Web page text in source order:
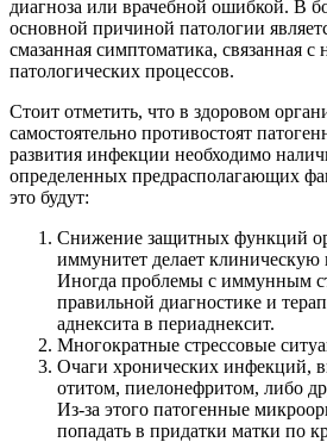
диагноза или врачебной ошибкой. В
основной причиной патологии
смазанная симптоматика, связанная с
патологических процессов.
Стоит отметить, что в здоровом
самостоятельно противостоят
развития инфекции необходимо
определенных предрасполагающих
это будут:
Снижение защитных функций
иммунитет делает клиническую
Иногда проблемы с иммунным
правильной диагностике и
аднексита в периаднексит.
Многократные стрессовые
Очаги хронических инфекций,
отитом, пиелонефритом, либо
Из-за этого патогенные
попадать в придатки матки по